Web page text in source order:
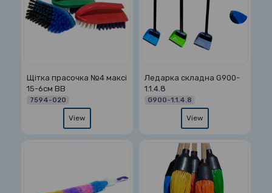
Щітка прасочка №4 максі
15-6см ВВ
7594-020
View
Ледарка складна G900-
1.1.4.8
G900-1.1.4.8
View